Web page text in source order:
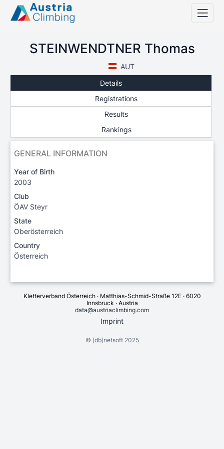
STEINWENDTNER Thomas
AUT
Details
Registrations
Results
Rankings
GENERAL INFORMATION
Year of Birth
2003
Club
ÖAV Steyr
State
Oberösterreich
Country
Österreich
Kletterverband Österreich · Matthias-Schmid-Straße 12E · 6020
Innsbruck · Austria
data@austriaclimbing.com
Imprint
© [db]netsoft2025